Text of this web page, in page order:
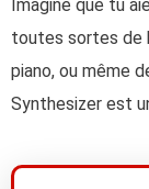
Imagine que tu
toutes sortes de
piano, ou même
Synthesizer est